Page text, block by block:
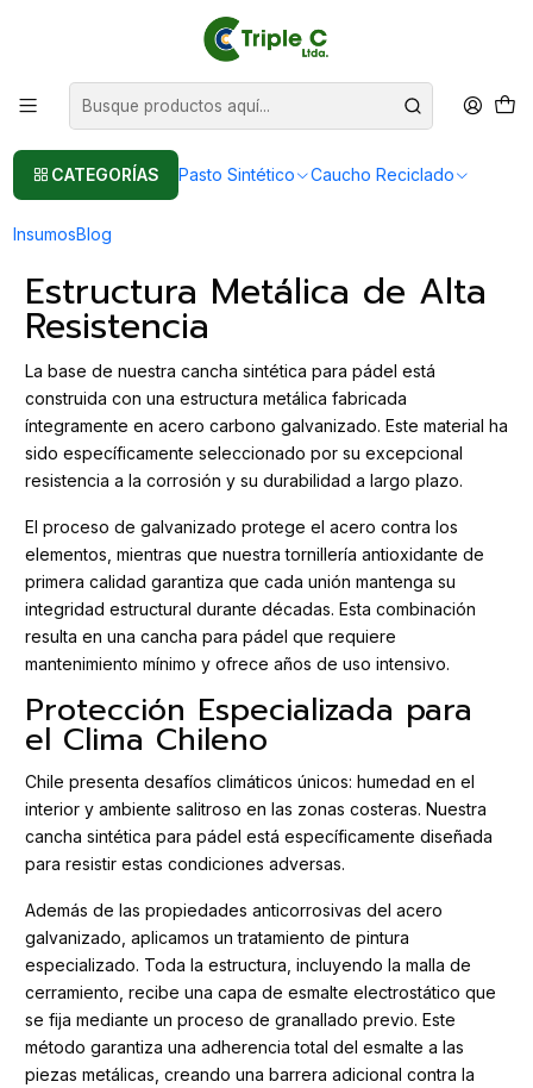
CATEGORÍAS Pasto Sintético Caucho Reciclado
InsumosBlog
Pasto sintético Para Jardín
Cancha Sintética para Pádel Económica: Calidad y Durabilidad
Cancha Sintética para Pádel
Económica: Calidad y Durabilidad
Estructura Metálica de Alta
Resistencia
La base de nuestra cancha sintética para pádel está
construida con una estructura metálica fabricada
íntegramente en acero carbono galvanizado. Este material ha
sido específicamente seleccionado por su excepcional
resistencia a la corrosión y su durabilidad a largo plazo.
El proceso de galvanizado protege el acero contra los
elementos, mientras que nuestra tornillería antioxidante de
primera calidad garantiza que cada unión mantenga su
integridad estructural durante décadas. Esta combinación
resulta en una cancha para pádel que requiere
mantenimiento mínimo y ofrece años de uso intensivo.
Protección Especializada para
el Clima Chileno
Chile presenta desafíos climáticos únicos: humedad en el
interior y ambiente salitroso en las zonas costeras. Nuestra
cancha sintética para pádel está específicamente diseñada
para resistir estas condiciones adversas.
Además de las propiedades anticorrosivas del acero
galvanizado, aplicamos un tratamiento de pintura
especializado. Toda la estructura, incluyendo la malla de
cerramiento, recibe una capa de esmalte electrostático que
se fija mediante un proceso de granallado previo. Este
método garantiza una adherencia total del esmalte a las
piezas metálicas, creando una barrera adicional contra la